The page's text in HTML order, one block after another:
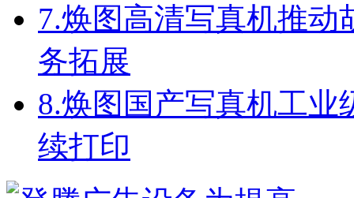
7.焕图高清写真机推动
务拓展
8.焕图国产写真机工业
续打印